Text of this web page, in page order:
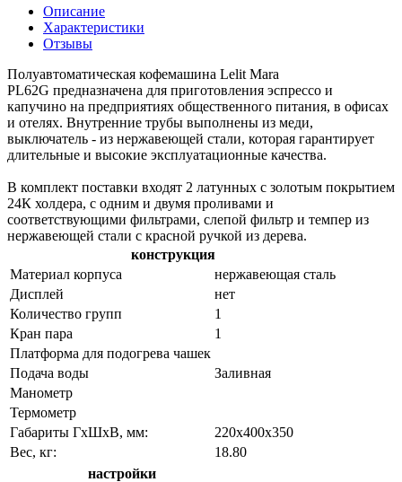
Описание
Характеристики
Отзывы
Полуавтоматическая кофемашина Lelit Mara
PL62G предназначена для приготовления эспрессо и
капучино на предприятиях общественного питания, в офисах
и отелях. Внутренние трубы выполнены из меди,
выключатель - из нержавеющей стали, которая гарантирует
длительные и высокие эксплуатационные качества.
В комплект поставки входят 2 латунных с золотым покрытием
24К холдера, с одним и двумя проливами и
соответствующими фильтрами, слепой фильтр и темпер из
нержавеющей стали с красной ручкой из дерева.
конструкция
Материал корпуса
нержавеющая сталь
Дисплей
нет
Количество групп
1
Кран пара
1
Платформа для подогрева чашек
Подача воды
Заливная
Манометр
Термометр
Габариты ГхШхВ, мм:
220х400х350
Вес, кг:
18.80
настройки